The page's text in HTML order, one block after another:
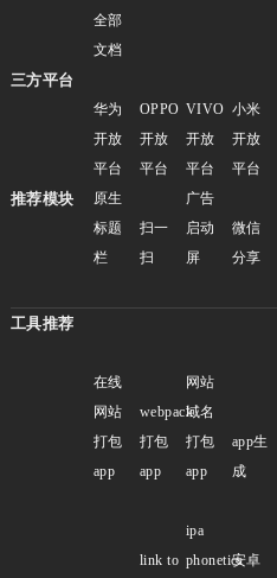
全部
文档
三方平台
华为
开放
平台
OPPO
开放
平台
VIVO
开放
平台
小米
开放
平台
推荐模块
原生
标题
栏
扫一
扫
广告
启动
屏
微信
分享
工具推荐
在线
网站
打包
app
webpack
打包
app
网站
域名
打包
app
app生
成
link to
ipa
phonetics安卓